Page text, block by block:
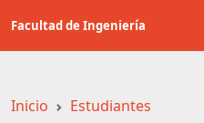
contenido
Facultad de Ingeniería
Inicio Estudiantes